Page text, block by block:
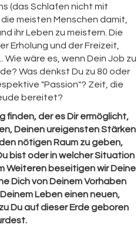
(das Schlafen nicht mit
meisten Menschen damit,
ihr Leben zu meistern. Die
Erholung und der Freizeit,
wäre es, wenn Dein Job zu
Was denkst Du zu 80 oder
"Passion"? Zeit, die
bereitet?
finden, der es Dir ermöglicht,
Deinen ureigensten Stärken
nötigen Raum zu geben,
bist oder in welcher Situation
Weiteren beseitigen wir Deine
Dich von Deinem Vorhaben
Leben einen neuen,
Du auf dieser Erde geboren